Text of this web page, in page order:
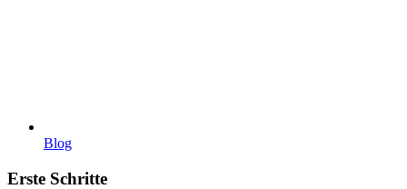
Blog
Erste Schritte